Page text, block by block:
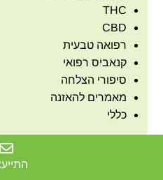
THC
CBD
רפואה טבעית
קנאביס רפואי
סיפורי הצלחה
מאמרים להאזנה
כללי